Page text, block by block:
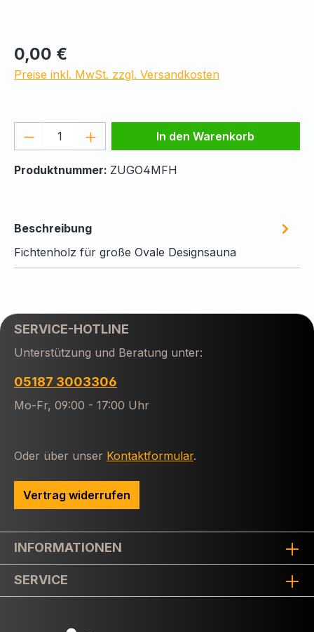
Regulärer Preis:
0,00 €
Preise inkl. MwSt. zzgl. Versandkosten
Produkt Anzahl: Gib denIn den Warenkorb
Produktnummer: ZUGO4MFH
Beschreibung
Fichtenholz für große Ovale Designsauna
SERVICE-HOTLINE
Unterstützung und Beratung unter:
05187 3003306
Mo-Fr, 09:00 - 17:00 Uhr
Oder über unser Kontaktformular.
Vertrag widerrufen
INFORMATIONEN
SERVICE